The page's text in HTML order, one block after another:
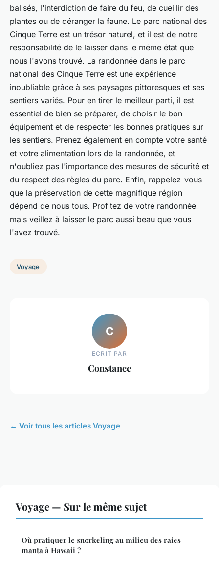
balisés, l'interdiction de faire du feu, de cueillir des
plantes ou de déranger la faune. Le parc national des
Cinque Terre est un trésor naturel, et il est de notre
responsabilité de le laisser dans le même état que
nous l'avons trouvé. La randonnée dans le parc
national des Cinque Terre est une expérience
inoubliable grâce à ses paysages pittoresques et ses
sentiers variés. Pour en tirer le meilleur parti, il est
essentiel de bien se préparer, de choisir le bon
équipement et de respecter les bonnes pratiques sur
les sentiers. Prenez également en compte votre santé
et votre alimentation lors de la randonnée, et
n'oubliez pas l'importance des mesures de sécurité et
du respect des règles du parc. Enfin, rappelez-vous
que la préservation de cette magnifique région
dépend de nous tous. Profitez de votre randonnée,
mais veillez à laisser le parc aussi beau que vous
l'avez trouvé.
Voyage
C
ECRIT PAR
Constance
← Voir tous les articles Voyage
Voyage — Sur le même sujet
Où pratiquer le snorkeling au milieu des raies
manta à Hawaii ?